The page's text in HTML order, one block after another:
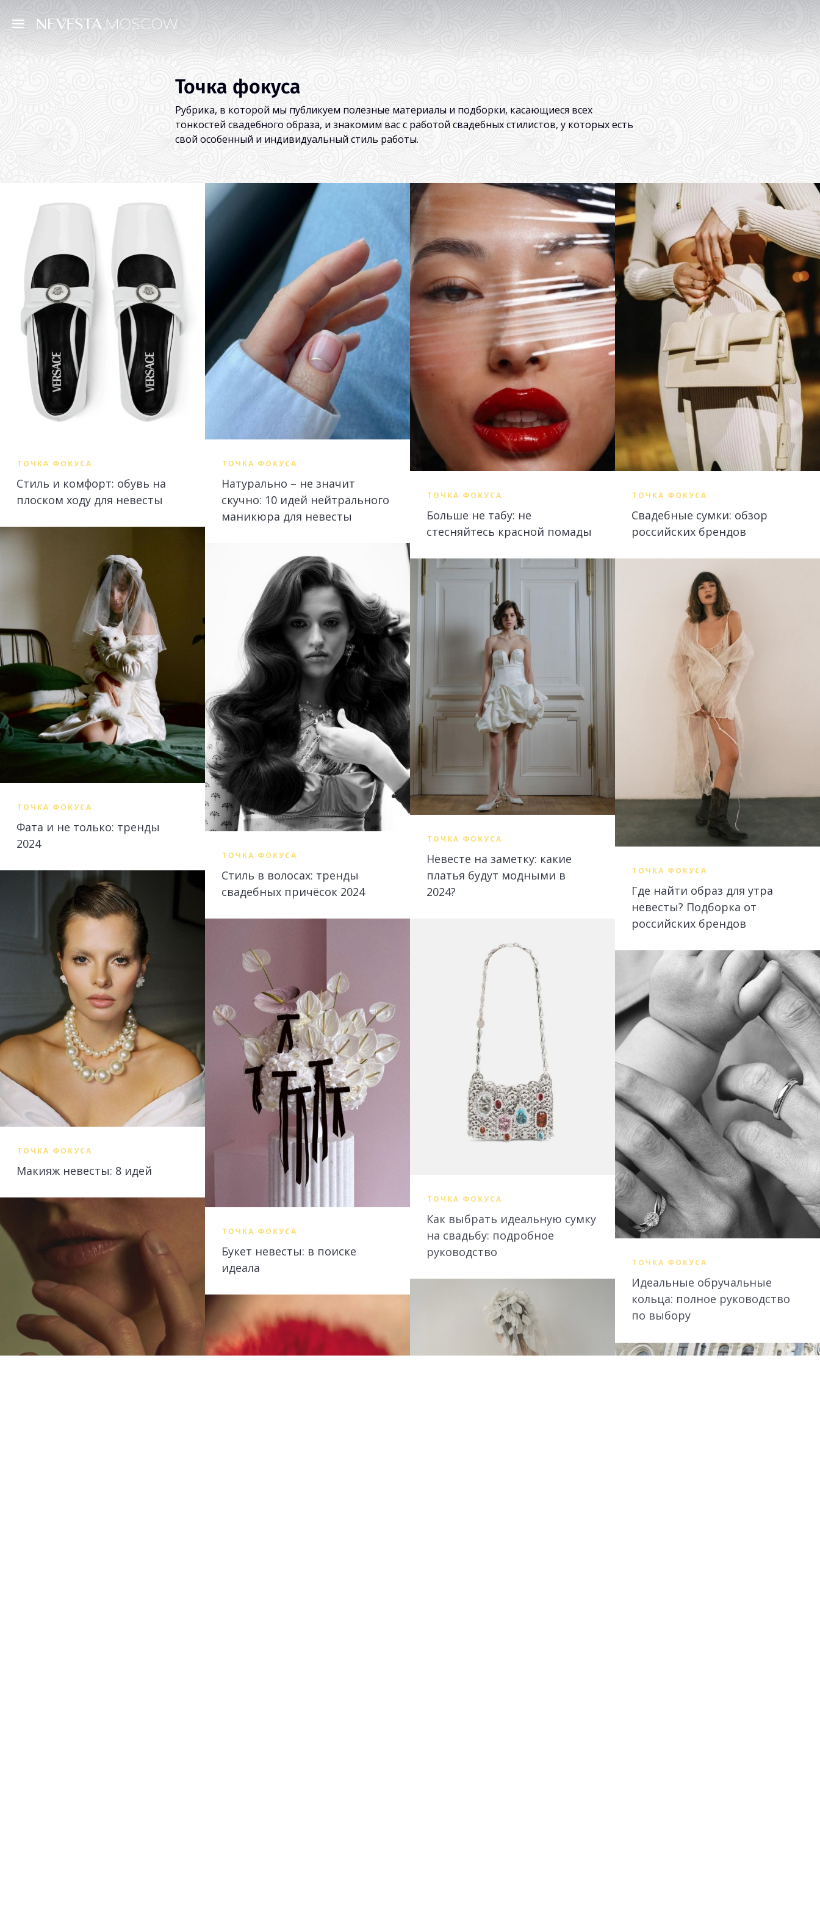
Точка фокуса
Рубрика, в которой мы публикуем полезные материалы и подборки, касающиеся всех
тонкостей свадебного образа, и знакомим вас с работой свадебных стилистов, у которых есть
свой особенный и индивидуальный стиль работы.
ТОЧКА ФОКУСА
Стиль и комфорт: обувь на
плоском ходу для невесты
ТОЧКА ФОКУСА
Натурально – не значит
скучно: 10 идей нейтрального
маникюра для невесты
ТОЧКА ФОКУСА
Больше не табу: не
стесняйтесь красной помады
ТОЧКА ФОКУСА
Свадебные сумки: обзор
российских брендов
ТОЧКА ФОКУСА
Фата и не только: тренды
2024
ТОЧКА ФОКУСА
Стиль в волосах: тренды
свадебных причёсок 2024
ТОЧКА ФОКУСА
Невесте на заметку: какие
платья будут модными в
2024?
ТОЧКА ФОКУСА
Где найти образ для утра
невесты? Подборка от
российских брендов
ТОЧКА ФОКУСА
Макияж невесты: 8 идей
ТОЧКА ФОКУСА
Букет невесты: в поиске
идеала
ТОЧКА ФОКУСА
Как выбрать идеальную сумку
на свадьбу: подробное
руководство
ТОЧКА ФОКУСА
Идеальные обручальные
кольца: полное руководство
по выбору